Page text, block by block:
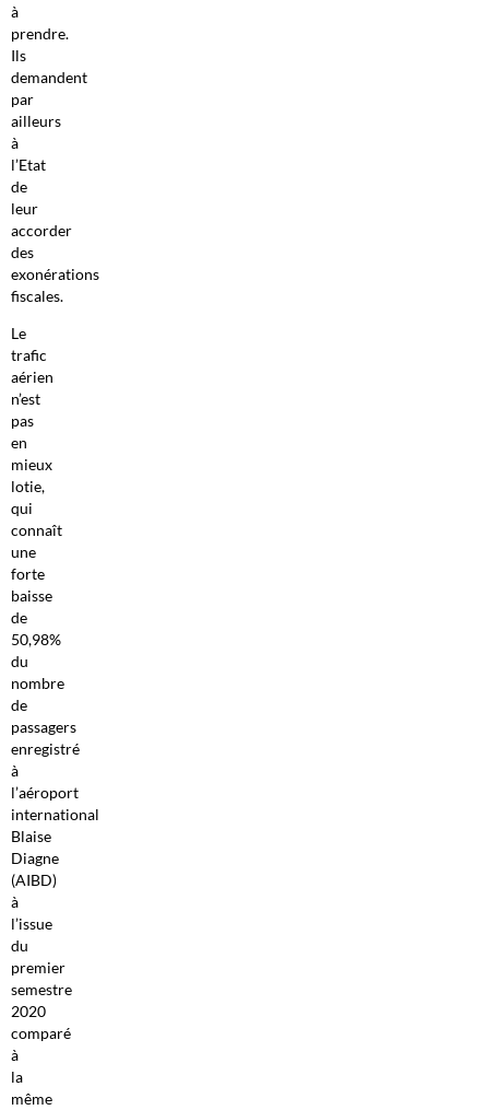
à
prendre.
Ils
demandent
par
ailleurs
à
l’Etat
de
leur
accorder
des
exonérations
fiscales.
Le
trafic
aérien
n’est
pas
en
mieux
lotie,
qui
connaît
une
forte
baisse
de
50,98%
du
nombre
de
passagers
enregistré
à
l’aéroport
international
Blaise
Diagne
(AIBD)
à
l’issue
du
premier
semestre
2020
comparé
à
la
même